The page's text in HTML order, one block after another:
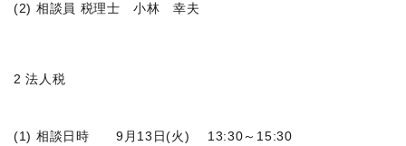
(2) 相談員 税理士 小林 幸夫
2 法人税
(1) 相談日時 9月13日(火) 13:30～15:30